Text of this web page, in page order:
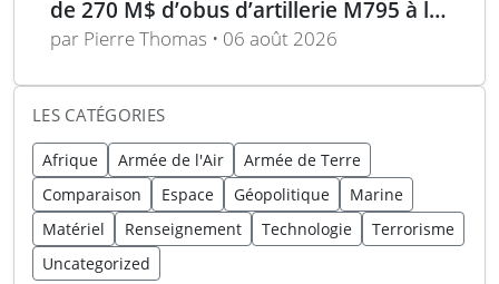
de 270 M$ d’obus d’artillerie M795 à la
Norvège
par Pierre Thomas • 06 août 2026
LES CATÉGORIES
Afrique Armée de l'Air
Armée de Terre
Comparaison
Espace Géopolitique
Marine
Matériel
Renseignement Technologie
Terrorisme
Uncategorized